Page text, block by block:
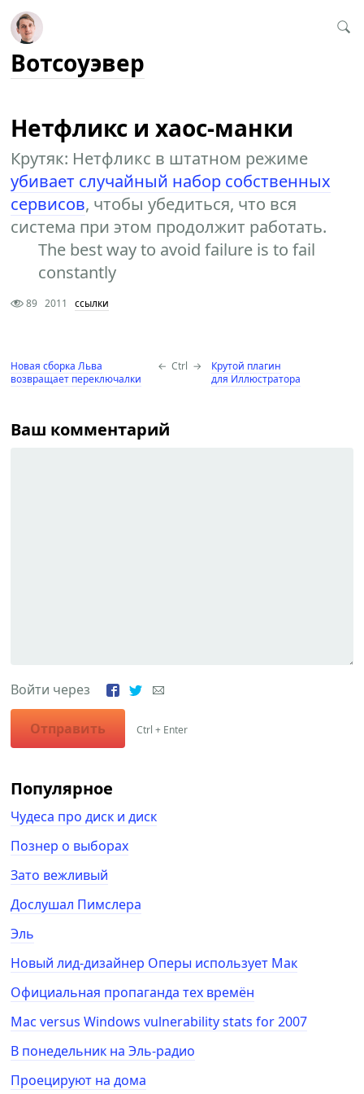
Вотсоуэвер
Нетфликс и хаос-манки
Крутяк: Нетфликс в штатном режиме
убивает случайный набор собственных
сервисов, чтобы убедиться, что вся
система при этом продолжит работать.
The best way to avoid failure is to fail
constantly
89 2011 ссылки
Новая сборка Льва
возвращает переключалки
← Ctrl →
Крутой плагин
для Иллюстратора
Ваш комментарий
Войти через
Отправить Ctrl + Enter
Популярное
Чудеса про диск и диск
Познер о выборах
Зато вежливый
Дослушал Пимслера
Эль
Новый лид-дизайнер Оперы использует Мак
Официальная пропаганда тех времён
Mac versus Windows vulnerability stats for 2007
В понедельник на Эль-радио
Проецируют на дома